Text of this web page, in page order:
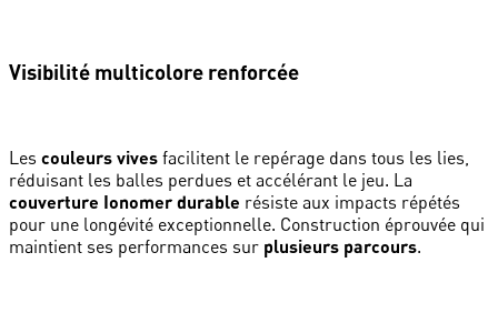
Visibilité multicolore renforcée
Les couleurs vives facilitent le repérage dans tous les lies,
réduisant les balles perdues et accélérant le jeu. La
couverture Ionomer durable résiste aux impacts répétés
pour une longévité exceptionnelle. Construction éprouvée qui
maintient ses performances sur plusieurs parcours.